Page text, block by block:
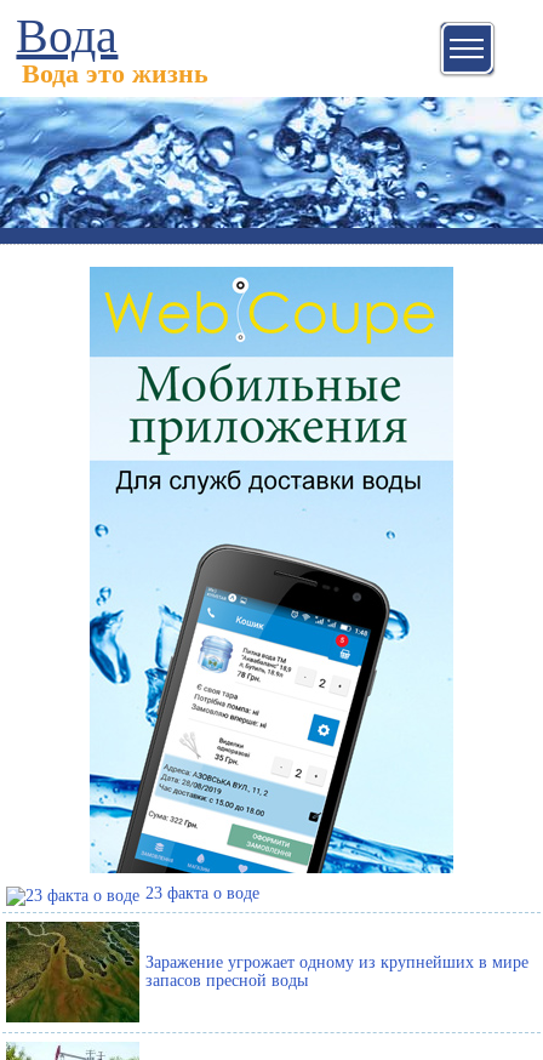
Вода
Вода это жизнь
23 факта о воде
Заражение угрожает одному из крупнейших в мире
запасов пресной воды